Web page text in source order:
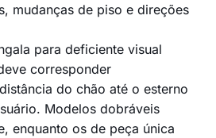
mudanças de piso e direções
para deficiente visual
corresponder
do chão até o esterno
Modelos dobráveis
enquanto os de peça única